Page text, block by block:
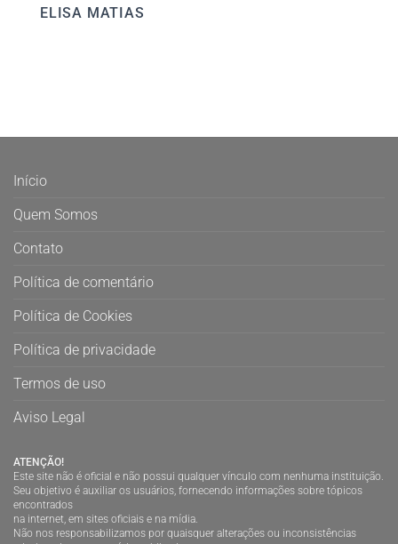
ELISA MATIAS
Início
Quem Somos
Contato
Política de comentário
Política de Cookies
Política de privacidade
Termos de uso
Aviso Legal
ATENÇÃO!
Este site não é oficial e não possui qualquer vínculo com nenhuma instituição.
Seu objetivo é auxiliar os usuários, fornecendo informações sobre tópicos
encontrados
na internet, em sites oficiais e na mídia.
Não nos responsabilizamos por quaisquer alterações ou inconsistências